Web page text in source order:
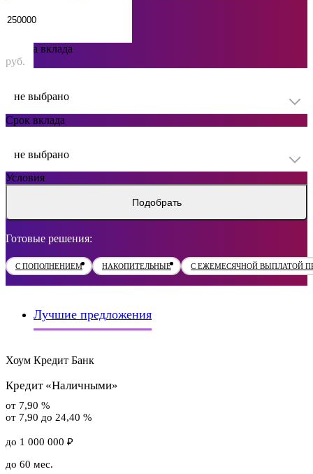
Сумма вклада
руб.
не выбрано
Срок вклада
не выбрано
Условия
Подобрать
Готовые решения:
С ПОПОЛНЕНИЕМ НАКОПИТЕЛЬНЫЕ С ЕЖЕМЕСЯЧНОЙ ВЫПЛАТОЙ
Лучшие предложения
Хоум Кредит Банк
Кредит «Наличными»
от 7,90 %
от 7,90 до 24,40 %
до 1 000 000 ₽
до 60 мес.